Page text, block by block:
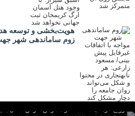
هویت‌بخشی و توسعه
زوم ساماندهی شهر جهت